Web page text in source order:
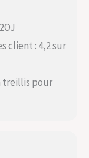
client : 4,2 sur
treillis pour